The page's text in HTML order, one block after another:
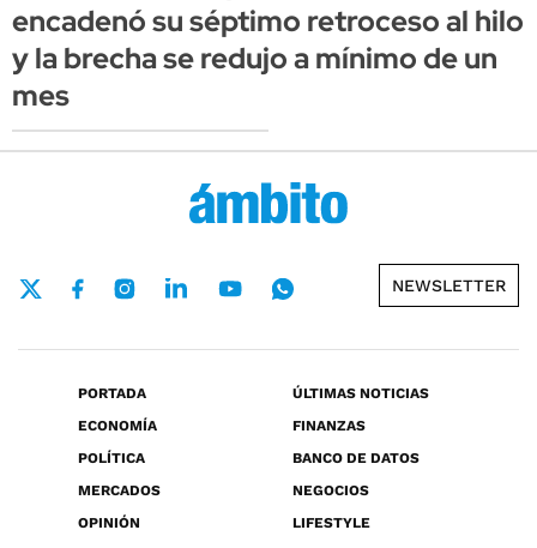
encadenó su séptimo retroceso al hilo
y la brecha se redujo a mínimo de un
mes
NEWSLETTER
PORTADA
ÚLTIMAS NOTICIAS
ECONOMÍA
FINANZAS
POLÍTICA
BANCO DE DATOS
MERCADOS
NEGOCIOS
OPINIÓN
LIFESTYLE